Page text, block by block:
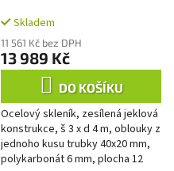
Skladem
11 561 Kč bez DPH
13 989 Kč
DO KOŠÍKU
Ocelový skleník, zesílená jeklová
konstrukce, š 3 x d 4 m, oblouky z
jednoho kusu trubky 40x20 mm,
polykarbonát 6 mm, plocha 12